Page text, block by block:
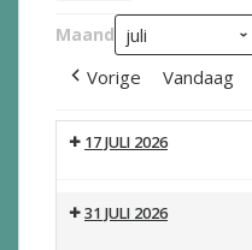
Maand
Vorige Vandaag
17 JULI 2026
31 JULI 2026